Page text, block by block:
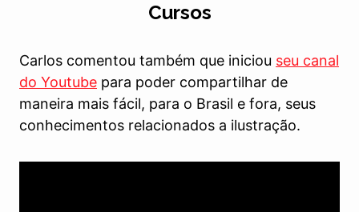
Cursos
Carlos comentou também que iniciou seu canal
do Youtube para poder compartilhar de
maneira mais fácil, para o Brasil e fora, seus
conhecimentos relacionados a ilustração.